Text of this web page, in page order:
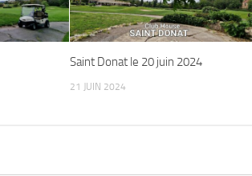
Saint Donat le 20 juin 2024
21 JUIN 2024